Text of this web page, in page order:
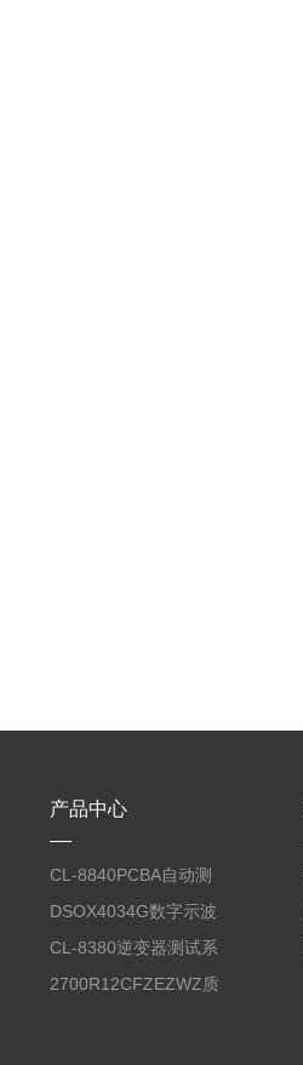
产品中心
CL-8840PCBA自动测
试台系统
DSOX4034G数字示波
器
CL-8380逆变器测试系
统台
2700R12CFZEZWZ质